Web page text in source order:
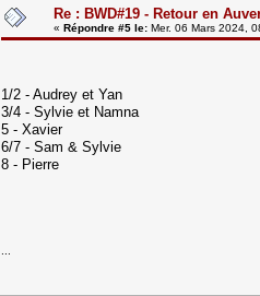
Re : BWD#19 - Retour en
« Répondre #5 le: Mer. 06 Mars 2024,
1/2 - Audrey et Yan
3/4 - Sylvie et Namna
5 - Xavier
6/7 - Sam & Sylvie
8 - Pierre